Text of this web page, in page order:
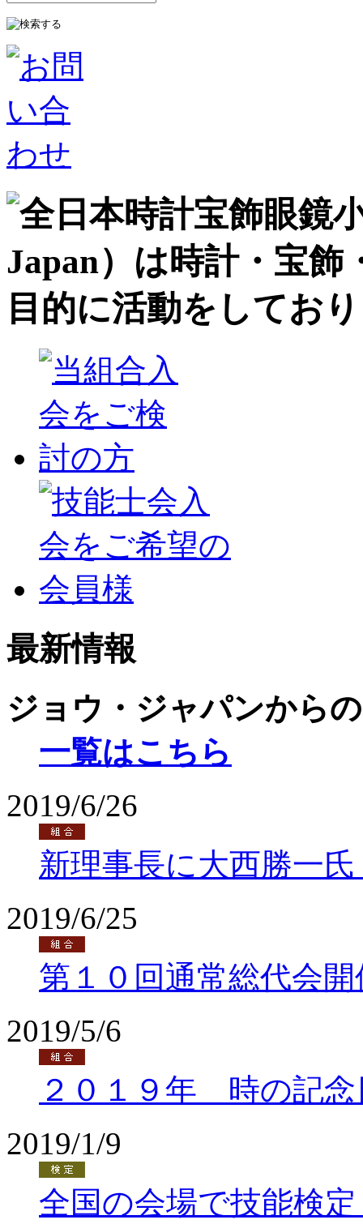
最新情報
ジョウ・ジャパンから
一覧はこちら
2019/6/26
新理事長に大西勝一
2019/6/25
第１０回通常総代会開
2019/5/6
２０１９年 時の記
2019/1/9
全国の会場で技能検